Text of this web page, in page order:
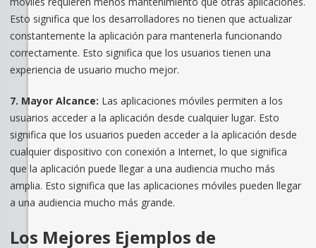
Esto significa que los desarrolladores no tienen que actualizar
constantemente la aplicación para mantenerla funcionando
correctamente. Esto significa que los usuarios tienen una
experiencia de usuario mucho mejor.
7. Mayor Alcance: Las aplicaciones móviles permiten a los
usuarios acceder a la aplicación desde cualquier lugar. Esto
significa que los usuarios pueden acceder a la aplicación desde
cualquier dispositivo con conexión a Internet, lo que significa
que la aplicación puede llegar a una audiencia mucho más
amplia. Esto significa que las aplicaciones móviles pueden llegar
a una audiencia mucho más grande.
Los Mejores Ejemplos de